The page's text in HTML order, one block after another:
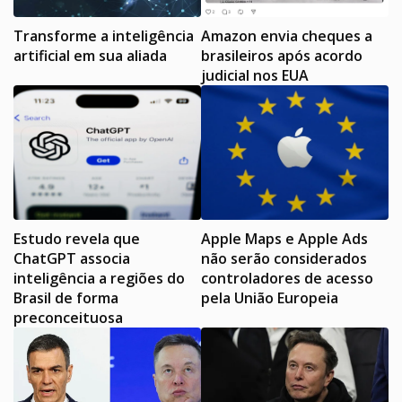
Transforme a inteligência
artificial em sua aliada
Amazon envia cheques a
brasileiros após acordo
judicial nos EUA
Estudo revela que
ChatGPT associa
inteligência a regiões do
Brasil de forma
preconceituosa
Apple Maps e Apple Ads
não serão considerados
controladores de acesso
pela União Europeia